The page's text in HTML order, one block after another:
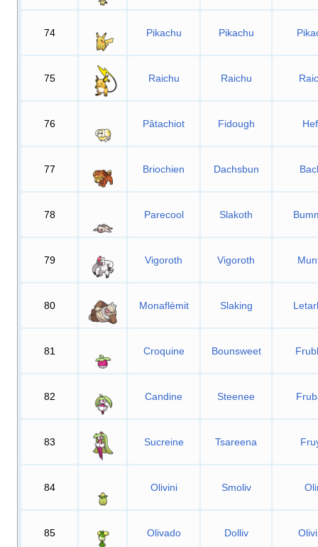
74 Pikachu Pikachu
75 Raichu Raichu
76 Pâtachiot Fidough
77 Briochien Dachsbun
78 Parecool Slakoth
79 Vigoroth Vigoroth
80 Monaflèmit Slaking
81 Croquine Bounsweet
82 Candine Steenee
83 Sucreine Tsareena
84 Olivini Smoliv
85 Olivado Dolliv